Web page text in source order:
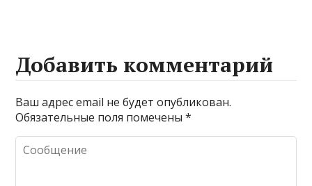
Добавить комментарий
Ваш адрес email не будет опубликован.
Обязательные поля помечены*